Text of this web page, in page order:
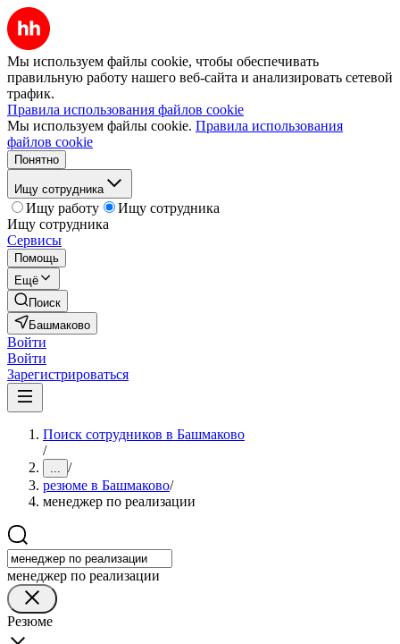
Мы используем файлы cookie, чтобы обеспечивать
правильную работу нашего веб-сайта и анализировать сетевой
трафик.
Правила использования файлов cookie
Мы используем файлы cookie. Правила использования
файлов cookie
Понятно
Ищу сотрудника
Ищу работу
Ищу сотрудника
Ищу сотрудника
Сервисы
Помощь
Ещё
Поиск
Башмаково
Войти
Войти
Зарегистрироваться
Поиск сотрудников в Башмаково
/
... /
резюме в Башмаково/
менеджер по реализации
менеджер по реализации
Резюме